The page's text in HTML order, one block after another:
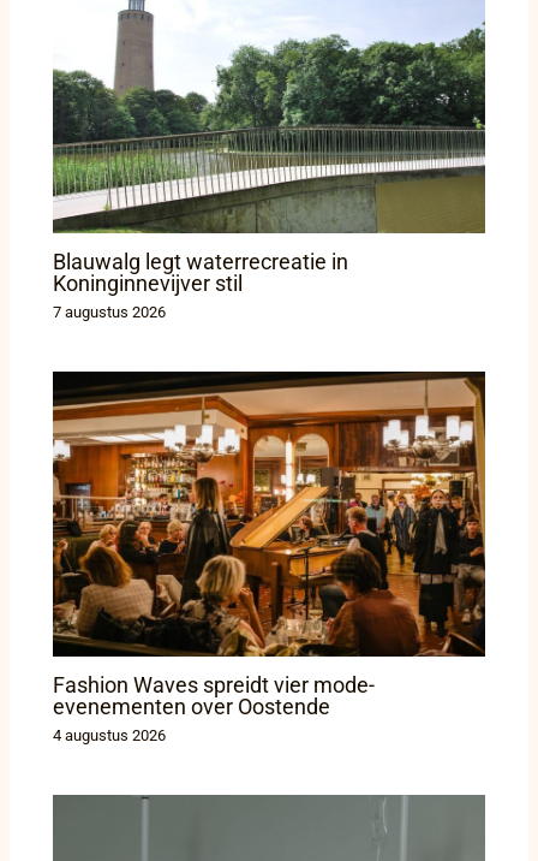
Blauwalg legt waterrecreatie in
Koninginnevijver stil
7 augustus 2026
Fashion Waves spreidt vier mode-
evenementen over Oostende
4 augustus 2026